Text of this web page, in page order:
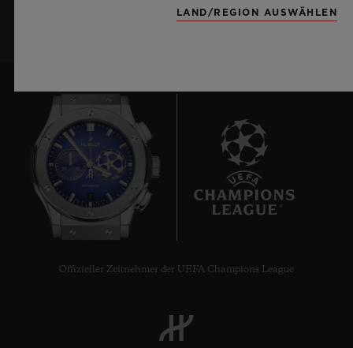
Offizieller Zeitnehmer der UEFA Champions League
LAND/REGION AUSWÄHLEN